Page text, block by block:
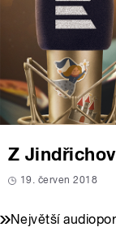
Z
19. červen 2018
Největší